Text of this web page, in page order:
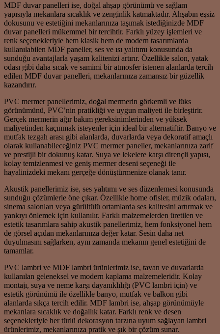
MDF duvar panelleri ise, doğal ahşap görünümü ve sağlam
yapısıyla mekanlara sıcaklık ve zenginlik katmaktadır. Ahşabın eşsiz
dokusunu ve estetiğini mekanlarınıza taşımak istediğinizde MDF
duvar panelleri mükemmel bir tercihtir. Farklı yüzey işlemleri ve
renk seçenekleriyle hem klasik hem de modern tasarımlarda
kullanılabilen MDF paneller, ses ve ısı yalıtımı konusunda da
sunduğu avantajlarla yaşam kalitenizi artırır. Özellikle salon, yatak
odası gibi daha sıcak ve samimi bir atmosfer istenen alanlarda tercih
edilen MDF duvar panelleri, mekanlarınıza zamansız bir güzellik
kazandırır.
PVC mermer panellerimiz, doğal mermerin görkemli ve lüks
görünümünü, PVC’nin pratikliği ve uygun maliyeti ile birleştirir.
Gerçek mermerin ağır bakım gereksinimlerinden ve yüksek
maliyetinden kaçınmak isteyenler için ideal bir alternatiftir. Banyo ve
mutfak tezgah arası gibi alanlarda, duvarlarda veya dekoratif amaçlı
olarak kullanabileceğiniz PVC mermer paneller, mekanlarınıza zarif
ve prestijli bir dokunuş katar. Suya ve lekelere karşı dirençli yapısı,
kolay temizlenmesi ve geniş mermer deseni seçeneği ile
hayalinizdeki mekanı gerçeğe dönüştürmenize olanak tanır.
Akustik panellerimiz ise, ses yalıtımı ve ses düzenlemesi konusunda
sunduğu çözümlerle öne çıkar. Özellikle home ofisler, müzik odaları,
sinema salonları veya gürültülü ortamlarda ses kalitesini artırmak ve
yankıyı önlemek için kullanılır. Farklı malzemelerden üretilen ve
estetik tasarımlara sahip akustik panellerimiz, hem fonksiyonel hem
de görsel açıdan mekanlarınıza değer katar. Sesin daha net
duyulmasını sağlarken, aynı zamanda mekanın genel estetiğini de
tamamlar.
PVC lambri ve MDF lambri ürünlerimiz ise, tavan ve duvarlarda
kullanılan geleneksel ve modern kaplama malzemeleridir. Kolay
montajı, suya ve neme karşı dayanıklılığı (PVC lambri için) ve
estetik görünümü ile özellikle banyo, mutfak ve balkon gibi
alanlarda sıkça tercih edilir. MDF lambri ise, ahşap görünümüyle
mekanlara sıcaklık ve doğallık katar. Farklı renk ve desen
seçenekleriyle her türlü dekorasyon tarzına uyum sağlayan lambri
ürünlerimiz, mekanlarınıza pratik ve şık bir çözüm sunar.